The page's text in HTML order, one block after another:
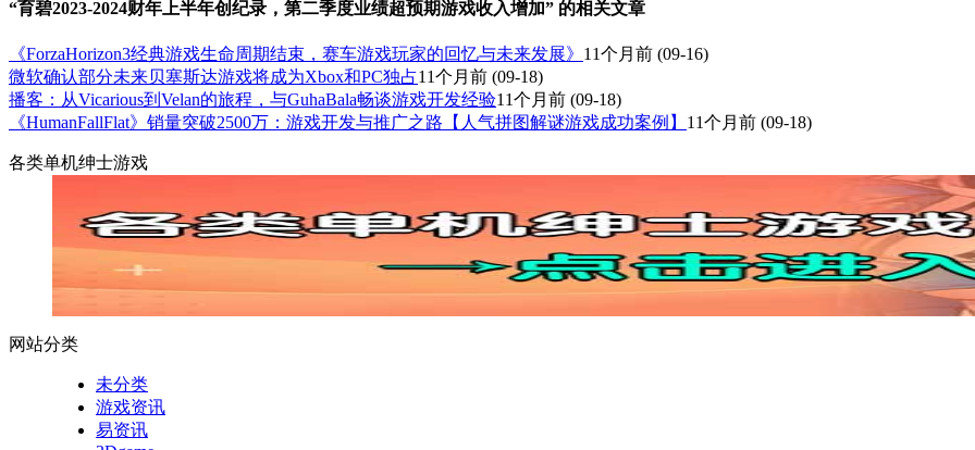
“育碧2023-2024财年上半年创纪录，第二季度业绩超预期游戏收入增加” 的相关文章
《ForzaHorizon3经典游戏生命周期结束，赛车游戏玩家的回忆与未来发展》 11个月前 (09-16)
微软确认部分未来贝塞斯达游戏将成为Xbox和PC独占11个月前 (09-18)
播客：从Vicarious到Velan的旅程，与GuhaBala畅谈游戏开发经验11个月前 (09-18)
《HumanFallFlat》销量突破2500万：游戏开发与推广之路【人气拼图解谜游戏成功案例】 11个月前 (09-18)
各类单机绅士游戏
网站分类
未分类
游戏资讯
易资讯